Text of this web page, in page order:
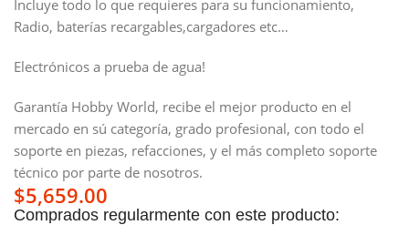
Incluye todo lo que requieres para su funcionamiento,
Radio, baterías recargables,cargadores etc…
Electrónicos a prueba de agua!
Garantía Hobby World, recibe el mejor producto en el
mercado en sú categoría, grado profesional, con todo el
soporte en piezas, refacciones, y el más completo soporte
técnico por parte de nosotros.
$5,659.00
Comprados regularmente con este producto: